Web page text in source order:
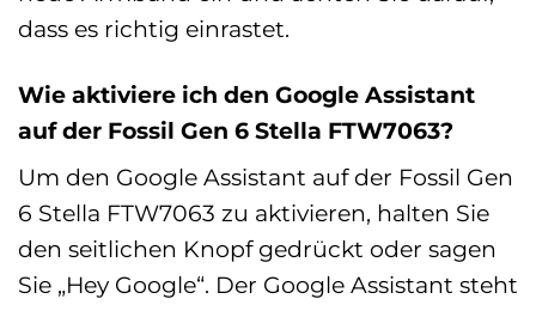
dass es richtig einrastet.
Wie aktiviere ich den Google Assistant
auf der Fossil Gen 6 Stella FTW7063?
Um den Google Assistant auf der Fossil Gen
6 Stella FTW7063 zu aktivieren, halten Sie
den seitlichen Knopf gedrückt oder sagen
Sie „Hey Google“. Der Google Assistant steht